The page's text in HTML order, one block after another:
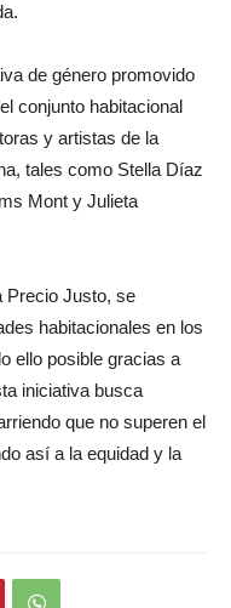
de género promovido
conjunto habitacional
y artistas de la
tales como Stella Díaz
Mont y Julieta
Precio Justo, se
habitacionales en los
ello posible gracias a
iniciativa busca
que no superen el
así a la equidad y la